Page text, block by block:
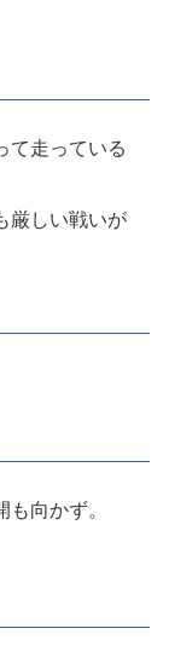
て走っている
厳しい戦いが
向かず。